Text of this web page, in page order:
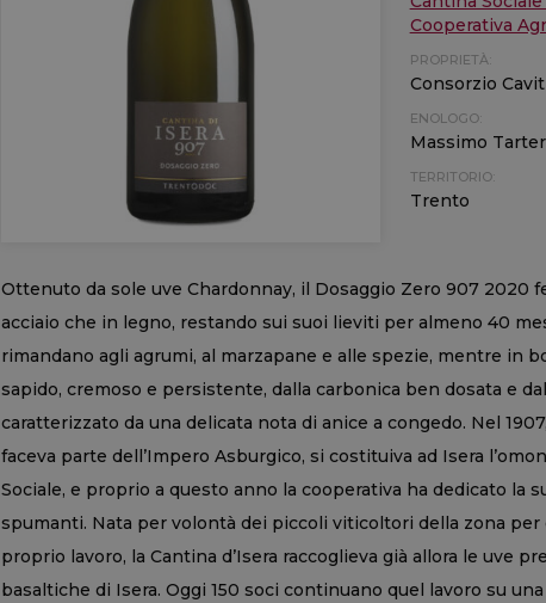
Cooperativa
PROPRIETÀ:
Consorzio Cavit
ENOLOGO:
Massimo
TERRITORIO:
Trento
Ottenuto da sole uve Chardonnay, il Dosaggio Zero 907 2020
acciaio che in legno, restando sui suoi lieviti per almeno 40
rimandano agli agrumi, al marzapane e alle spezie, mentre in
sapido, cremoso e persistente, dalla carbonica ben dosata e
caratterizzato da una delicata nota di anice a congedo. Nel
faceva parte dell’Impero Asburgico, si costituiva ad Isera
Sociale, e proprio a questo anno la cooperativa ha dedicato la
spumanti. Nata per volontà dei piccoli viticoltori della zona per
proprio lavoro, la Cantina d’Isera raccoglieva già allora le uve
basaltiche di Isera. Oggi 150 soci continuano quel lavoro su